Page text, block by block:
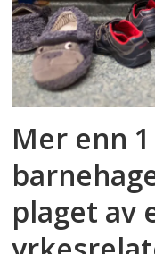
Mer enn
plaget av